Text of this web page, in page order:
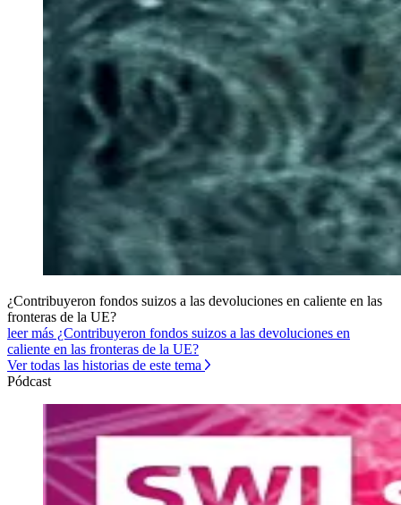
¿Contribuyeron fondos suizos a las devoluciones en caliente en las
fronteras de la UE?
leer más ¿Contribuyeron fondos suizos a las devoluciones en
caliente en las fronteras de la UE?
Ver todas las historias de este tema
Pódcast